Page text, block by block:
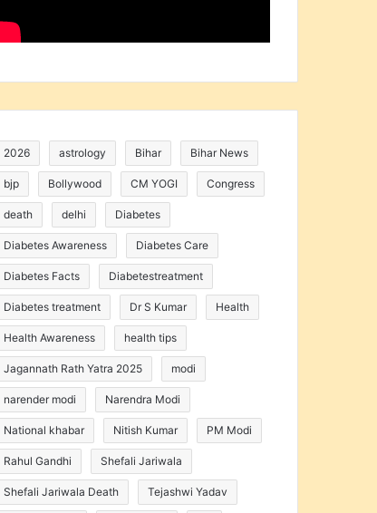
2026 astrology Bihar Bihar News
bjp Bollywood CM YOGI Congress
death delhi Diabetes
Diabetes Awareness Diabetes Care
Diabetes Facts Diabetestreatment
Diabetes treatment Dr S Kumar Health
Health Awareness health tips
Jagannath Rath Yatra 2025 modi
narender modi Narendra Modi
National khabar Nitish Kumar PM Modi
Rahul Gandhi Shefali Jariwala
Shefali Jariwala Death Tejashwi Yadav